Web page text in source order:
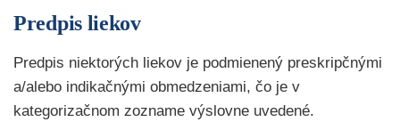
Predpis liekov
Predpis niektorých liekov je podmienený preskripčnými
a/alebo indikačnými obmedzeniami, čo je v
kategorizačnom zozname výslovne uvedené.